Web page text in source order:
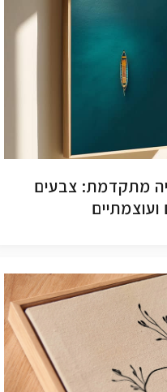
מתקדמת: צבעים
ועוצמתיים